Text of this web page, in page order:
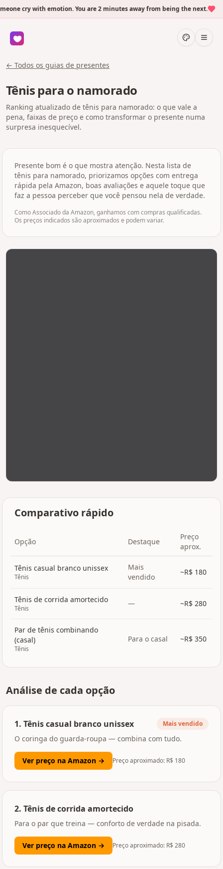
cry with emotion. You are 2 minutes away from being the next.
← Todos os guias de presentes
Tênis para o namorado
Ranking atualizado de tênis para namorado: o que vale a
pena, faixas de preço e como transformar o presente numa
surpresa inesquecível.
Presente bom é o que mostra atenção. Nesta lista de
tênis para namorado, priorizamos opções com entrega
rápida pela Amazon, boas avaliações e aquele toque que
faz a pessoa perceber que você pensou nela de verdade.
Como Associado da Amazon, ganhamos com compras qualificadas.
Os preços indicados são aproximados e podem variar.
Comparativo rápido
Opção Destaque
Preço
aprox.
Tênis casual branco unissex
Tênis
Mais
vendido
~R$ 180
Tênis de corrida amortecido
Tênis
— ~R$ 280
Par de tênis combinando
(casal)
Tênis
Para o casal ~R$ 350
Análise de cada opção
1. Tênis casual branco unissex Mais vendido
O coringa do guarda-roupa — combina com tudo.
Ver preço na Amazon → Preço aproximado: R$ 180
2. Tênis de corrida amortecido
Para o par que treina — conforto de verdade na pisada.
Ver preço na Amazon → Preço aproximado: R$ 280